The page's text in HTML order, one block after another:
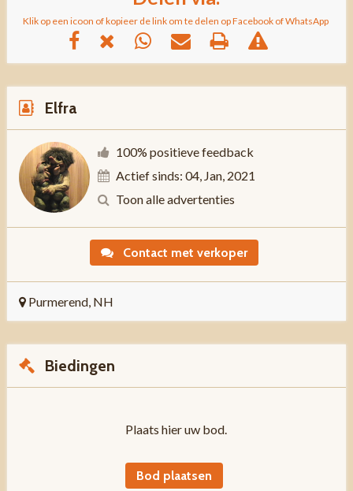
Klik op een icoon of kopieer de link om te delen op Facebook of WhatsApp
Elfra
100% positieve feedback
Actief sinds: 04, Jan, 2021
Toon alle advertenties
Contact met verkoper
Purmerend, NH
Biedingen
Plaats hier uw bod.
Bod plaatsen